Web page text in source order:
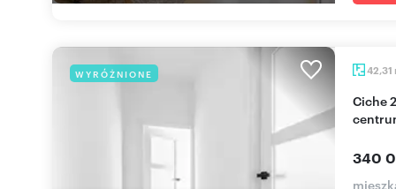
WYRÓŻNIONE 42,31
Ciche 2-pokoje z balkonem i dużą piwnicą w
340